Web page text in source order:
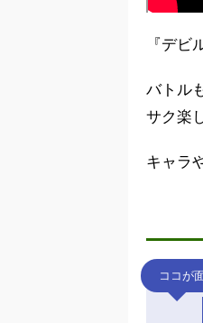
『デ
バトル
サク楽
キャラ
ココが